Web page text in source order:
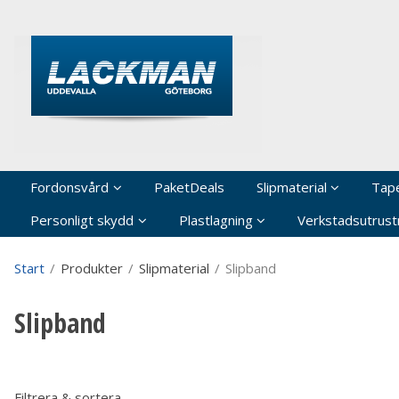
Fordonsvård PaketDeals Slipmaterial
Personligt skydd
Plastlagning
Start / Produkter / Slipmaterial / Slipband
Slipband